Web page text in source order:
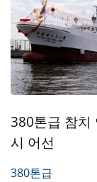
380톤급 참치
시 어선
380톤급